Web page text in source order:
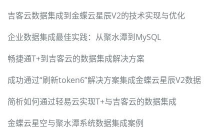
吉客云数据集成到金蝶云星辰V2的技术实现与优化
企业数据集成最佳实践：从聚水潭到MySQL
畅捷通T+到吉客云的数据集成解决方案
成功通过“刷新token6”解决方案集成金蝶云星辰V2数据
简析如何通过轻易云实现T+与吉客云的数据集成
金蝶云星空与聚水潭系统数据集成案例